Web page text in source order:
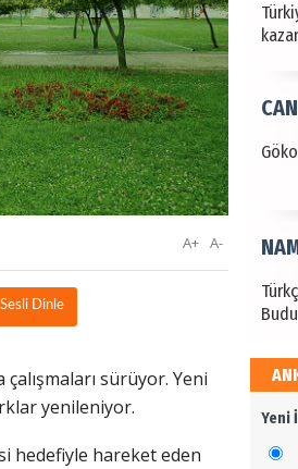
A-
A+
Sesli Dinle
sürüyor. Yeni
yenileniyor.
hedefiyle hareket eden
Yeni